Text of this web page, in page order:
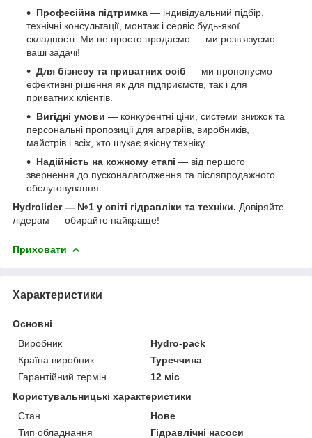
Професійна підтримка — індивідуальний підбір,
технічні консультації, монтаж і сервіс будь-якої
складності. Ми не просто продаємо — ми розв’язуємо
ваші задачі!
Для бізнесу та приватних осіб — ми пропонуємо
ефективні рішення як для підприємств, так і для
приватних клієнтів.
Вигідні умови — конкурентні ціни, системи знижок та
персональні пропозиції для аграріїв, виробників,
майстрів і всіх, хто шукає якісну техніку.
Надійність на кожному етапі — від першого
звернення до пусконалагодження та післяпродажного
обслуговування.
Hydrolider — №1 у світі гідравліки та техніки. Довіряйте
лідерам — обирайте найкраще!
Приховати
Характеристики
Основні
Виробник
Hydro-pack
Країна виробник
Туреччина
Гарантійний термін
12 міс
Користувальницькі характеристики
Стан
Нове
Тип обладнання
Гідравлічні насоси